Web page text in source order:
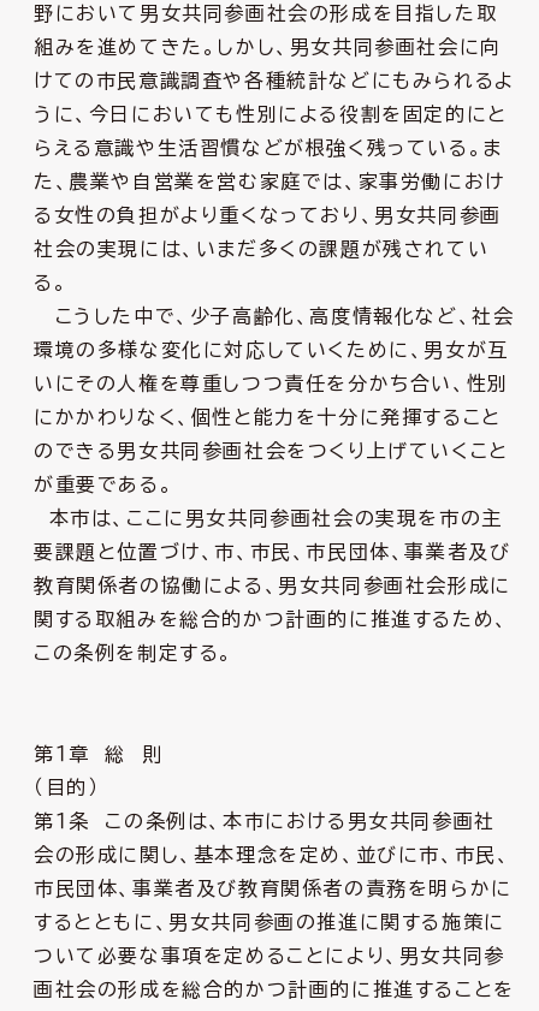
野において男女共同参画社会の形成を目指した取
組みを進めてきた。しかし、男女共同参画社会に向
けての市民意識調査や各種統計などにもみられるよ
うに、今日においても性別による役割を固定的にと
らえる意識や生活習慣などが根強く残っている。ま
た、農業や自営業を営む家庭では、家事労働におけ
る女性の負担がより重くなっており、男女共同参画
社会の実現には、いまだ多くの課題が残されてい
る。
こうした中で、少子高齢化、高度情報化など、社会
環境の多様な変化に対応していくために、男女が互
いにその人権を尊重しつつ責任を分かち合い、性別
にかかわりなく、個性と能力を十分に発揮すること
のできる男女共同参画社会をつくり上げていくこと
が重要である。
本市は、ここに男女共同参画社会の実現を市の主
要課題と位置づけ、市、市民、市民団体、事業者及び
教育関係者の協働による、男女共同参画社会形成に
関する取組みを総合的かつ計画的に推進するため、
この条例を制定する。
第１章 総 則
（目的）
第１条 この条例は、本市における男女共同参画社
会の形成に関し、基本理念を定め、並びに市、市民、
市民団体、事業者及び教育関係者の責務を明らかに
するとともに、男女共同参画の推進に関する施策に
ついて必要な事項を定めることにより、男女共同参
画社会の形成を総合的かつ計画的に推進することを